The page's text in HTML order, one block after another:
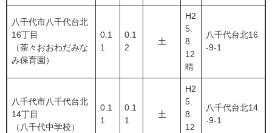
八千代市八千代台北
16丁目
（茶々おおわだみな
み保育園）
0.1
1
0.1
2
土
H2
5.
8.
12
晴
八千代台北16
-9-1
八千代市八千代台北
14丁目
（八千代中学校）
0.1
1
0.1
1
土
H2
5.
8.
12
八千代台北14
-9-1